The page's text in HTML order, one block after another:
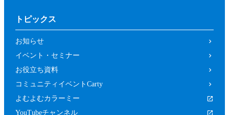
トピックス
お知らせ
イベント・セミナー
お役立ち資料
コミュニティイベントCarty
よむよむカラーミー
YouTubeチャンネル